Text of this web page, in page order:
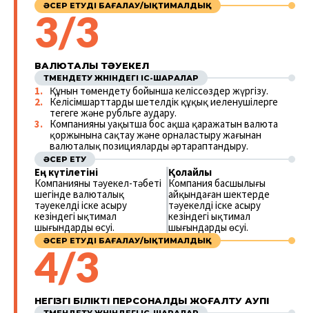
ӘСЕР ЕТУДІ БАҒАЛАУ/ЫҚТИМАЛДЫҚ
3/3
ВАЛЮТАЛЫҚ ТӘУЕКЕЛ
ТӨМЕНДЕТУ ЖӨНІНДЕГІ ІС-ШАРАЛАР
Құнын төмендету бойынша келіссөздер жүргізу.
Келісімшарттарды шетелдік құқық иеленушілерге
теңгеге және рубльге аудару.
Компанияның уақытша бос ақша қаражатын валюта
қоржынына сақтау және орналастыру жағынан
валюталық позицияларды әртараптандыру.
ӘСЕР ЕТУ
Ең күтілетіні
Компанияның тәуекел-тәбеті
шегінде валюталық
тәуекелді іске асыру
кезіндегі ықтимал
шығындардың өсуі.
Қолайлы
Компания басшылығы
айқындаған шектерде
тәуекелді іске асыру
кезіндегі ықтимал
шығындардың өсуі.
ӘСЕР ЕТУДІ БАҒАЛАУ/ЫҚТИМАЛДЫҚ
4/3
НЕГІЗГІ БІЛІКТІ ПЕРСОНАЛДЫ ЖОҒАЛТУ ҚАУПІ